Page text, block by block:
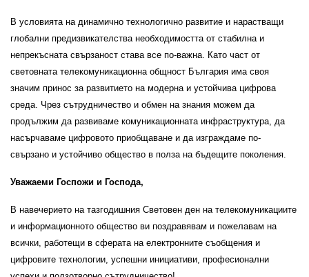
В условията на динамично технологично развитие и нарастващи
глобални предизвикателства необходимостта от стабилна и
непрекъсната свързаност става все по-важна. Като част от
световната телекомуникационна общност България има своя
значим принос за развитието на модерна и устойчива цифрова
среда. Чрез сътрудничество и обмен на знания можем да
продължим да развиваме комуникационната инфраструктура, да
насърчаваме цифровото приобщаване и да изграждаме по-
свързано и устойчиво общество в полза на бъдещите поколения.
Уважаеми Госпожи и Господа,
В навечерието на тазгодишния Световен ден на телекомуникациите
и информационното общество ви поздравявам и пожелавам на
всички, работещи в сферата на електронните съобщения и
цифровите технологии, успешни инициативи, професионални